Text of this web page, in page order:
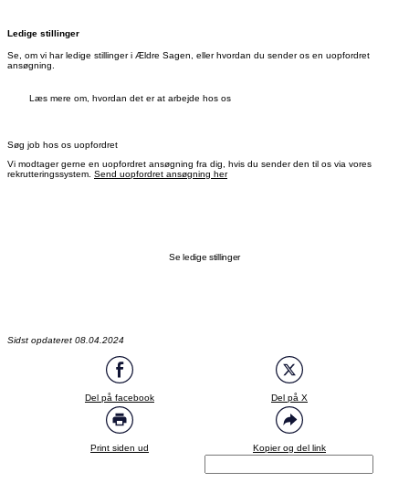
Ledige stillinger
Se, om vi har ledige stillinger i Ældre Sagen, eller hvordan du sender os en uopfordret
ansøgning.
Læs mere om, hvordan det er at arbejde hos os
Søg job hos os uopfordret
Vi modtager gerne en uopfordret ansøgning fra dig, hvis du sender den til os via vores
rekrutteringssystem. Send uopfordret ansøgning her
Se ledige stillinger
Sidst opdateret 08.04.2024
Del på facebook Del på X
Print siden ud Kopier og del link